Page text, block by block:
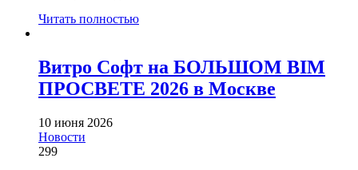
Читать полностью
Витро Софт на БОЛЬШОМ BIM
ПРОСВЕТЕ 2026 в Москве
10 июня 2026
Новости
299